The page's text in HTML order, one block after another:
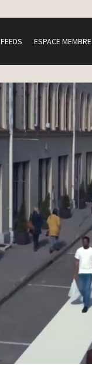
FEEDS ESPACE MEMBRE